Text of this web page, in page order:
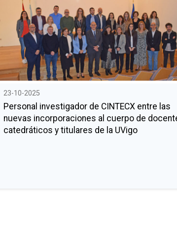
23-10-2025
Personal investigador de CINTECX entre las
nuevas incorporaciones al cuerpo de
catedráticos y titulares de la UVigo